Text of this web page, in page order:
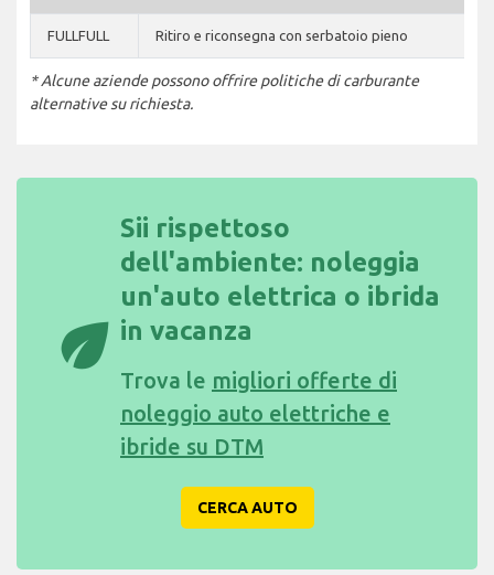
FULLFULL Ritiro e riconsegna con serbatoio pieno
* Alcune aziende possono offrire politiche di carburante
alternative su richiesta.
eco
Sii rispettoso
dell'ambiente: noleggia
un'auto elettrica o ibrida
in vacanza
Trova le migliori offerte di
noleggio auto elettriche e
ibride su DTM
CERCA AUTO